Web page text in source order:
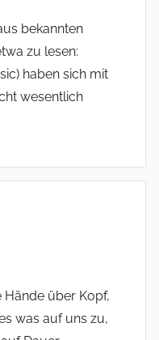
bekannten
zu lesen:
haben sich mit
wesentlich
Hände über Kopf,
was auf uns zu,